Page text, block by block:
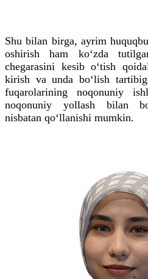
Shu bilan birga, ayrim
oshirish ham ko‘zda
chegarasini kesib o‘tish
kirish va unda bo‘lish
fuqarolarining noqonuniy
noqonuniy yollash bilan
nisbatan qo‘llanishi mumkin.